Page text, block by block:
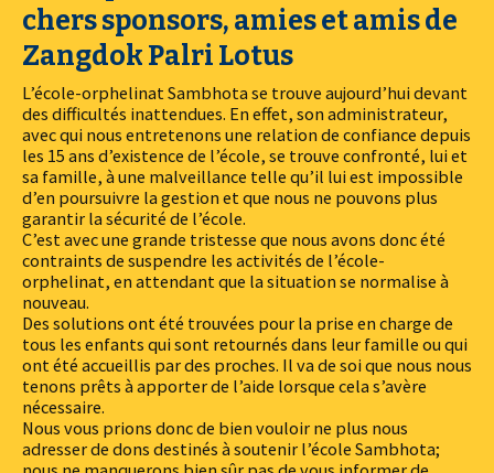
principal
chers sponsors, amies et amis de
Zangdok Palri Lotus
L’école-orphelinat Sambhota se trouve aujourd’hui devant
des difficultés inattendues. En effet, son administrateur,
avec qui nous entretenons une relation de confiance depuis
les 15 ans d’existence de l’école, se trouve confronté, lui et
sa famille, à une malveillance telle qu’il lui est impossible
d’en poursuivre la gestion et que nous ne pouvons plus
garantir la sécurité de l’école.
C’est avec une grande tristesse que nous avons donc été
contraints de suspendre les activités de l’école-
orphelinat, en attendant que la situation se normalise à
nouveau.
Des solutions ont été trouvées pour la prise en charge de
tous les enfants qui sont retournés dans leur famille ou qui
ont été accueillis par des proches. Il va de soi que nous nous
tenons prêts à apporter de l’aide lorsque cela s’avère
nécessaire.
Nous vous prions donc de bien vouloir ne plus nous
adresser de dons destinés à soutenir l’école Sambhota;